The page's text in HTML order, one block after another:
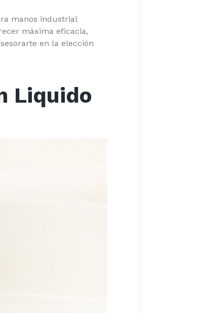
manos industrial
máxima eficacia,
en la elección
Liquido